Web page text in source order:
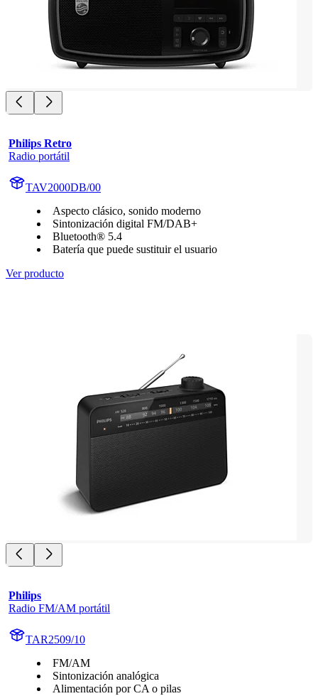
Philips Retro
Radio portátil
TAV2000DB/00
Aspecto clásico, sonido moderno
Sintonización digital FM/DAB+
Bluetooth® 5.4
Batería que puede sustituir el usuario
Ver producto
Philips
Radio FM/AM portátil
TAR2509/10
FM/AM
Sintonización analógica
Alimentación por CA o pilas